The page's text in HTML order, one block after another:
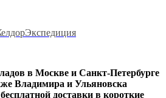
в Москве и Санкт-Петербурге
Владимира и Ульяновска
доставки в короткие